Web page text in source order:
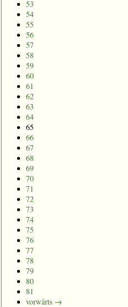
53
54
55
56
57
58
59
60
61
62
63
64
65
66
67
68
69
70
71
72
73
74
75
76
77
78
79
80
81
vorwärts →